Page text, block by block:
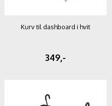
Kurv til dashboard i hvit
349,-